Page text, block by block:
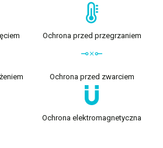
Ochrona przed przegrzaniem
Ochrona przed zwarciem
Ochrona elektromagnetyczna